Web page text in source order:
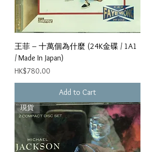
王菲 ‎– 十萬個為什麼 (24K金碟 / 1A1
/ Made In Japan)
Price
HK$780.00
Add to Cart
現貨